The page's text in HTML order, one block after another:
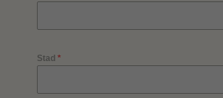
Stad *